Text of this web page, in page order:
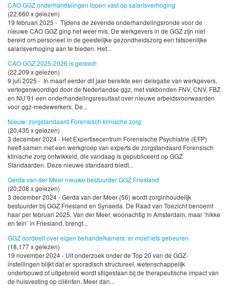
CAO GGZ onderhandelingen lopen vast op salarisverhoging
(22,660 x gelezen)
19 februari 2025 - Tijdens de zevende onderhandelingsronde voor de
nieuwe CAO GGZ ging het weer mis. De werkgevers in de GGZ zijn niet
bereid om personeel in de geestelijke gezondheidszorg een fatsoenlijke
salarisverhoging aan te bieden. Het...
CAO GGZ 2025-2026 is gereed!
(22,209 x gelezen)
9 juli 2025 - In maart eerder dit jaar bereikte een delegatie van werkgevers,
vertegenwoordigd door de Nederlandse ggz, met vakbonden FNV, CNV, FBZ
en NU’91 een onderhandelingsresultaat over nieuwe arbeidsvoorwaarden
voor ggz-medewerkers. De...
Nieuw: zorgstandaard Forensisch klinische zorg
(20,435 x gelezen)
3 december 2024 - Het Expertisecentrum Forensische Psychiatrie (EFP)
heeft samen met een werkgroep van experts de zorgstandaard Forensisch
klinische zorg ontwikkeld, die vandaag is gepubliceerd op GGZ
Standaarden. Deze nieuwe standaard biedt...
Gerda van der Meer nieuwe bestuurder GGZ Friesland
(20,208 x gelezen)
3 december 2024 - Gerda van der Meer (56) wordt zorginhoudelijk
bestuurder bij GGZ Friesland en Synaeda. De Raad van Toezicht benoemt
haar per februari 2025. Van der Meer, woonachtig in Amsterdam, maar ‘hikke
en tein’ in Friesland, brengt...
GGZ oordeelt over eigen behandelkamers: er moet iets gebeuren.
(18,177 x gelezen)
19 november 2024 - Uit onderzoek onder de Top 20 van de GGZ-
instellingen blijkt dat er sporadisch structureel, wetenschappelijk
onderbouwd of uitgebreid wordt stilgestaan bij de therapeutische impact van
de huisvesting op cliënten. Meer dan...